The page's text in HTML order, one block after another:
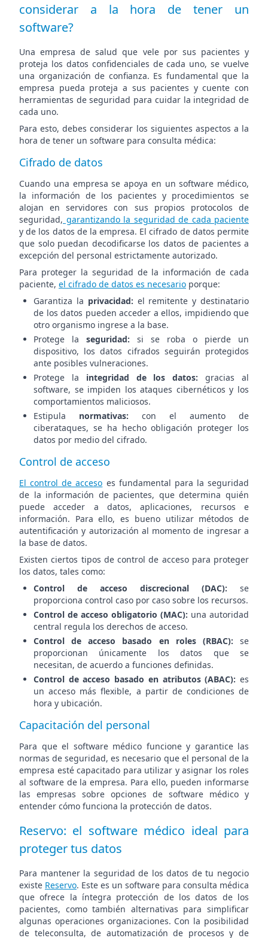
considerar a la hora de tener un
software?
Una empresa de salud que vele por sus pacientes y
proteja los datos confidenciales de cada uno, se vuelve
una organización de confianza. Es fundamental que la
empresa pueda proteja a sus pacientes y cuente con
herramientas de seguridad para cuidar la integridad de
cada uno.
Para esto, debes considerar los siguientes aspectos a la
hora de tener un software para consulta médica:
Cifrado de datos
Cuando una empresa se apoya en un software médico,
la información de los pacientes y procedimientos se
alojan en servidores con sus propios protocolos de
seguridad, garantizando la seguridad de cada paciente
y de los datos de la empresa. El cifrado de datos permite
que solo puedan decodificarse los datos de pacientes a
excepción del personal estrictamente autorizado.
Para proteger la seguridad de la información de cada
paciente, el cifrado de datos es necesario porque:
Garantiza la privacidad: el remitente y destinatario
de los datos pueden acceder a ellos, impidiendo que
otro organismo ingrese a la base.
Protege la seguridad: si se roba o pierde un
dispositivo, los datos cifrados seguirán protegidos
ante posibles vulneraciones.
Protege la integridad de los datos:gracias al
software, se impiden los ataques cibernéticos y los
comportamientos maliciosos.
Estipula normativas: con el aumento de
ciberataques, se ha hecho obligación proteger los
datos por medio del cifrado.
Control de acceso
El control de acceso es fundamental para la seguridad
de la información de pacientes, que determina quién
puede acceder a datos, aplicaciones, recursos e
información. Para ello, es bueno utilizar métodos de
autentificación y autorización al momento de ingresar a
la base de datos.
Existen ciertos tipos de control de acceso para proteger
los datos, tales como:
Control de acceso discrecional (DAC): se
proporciona control caso por caso sobre los recursos.
Control de acceso obligatorio (MAC): una autoridad
central regula los derechos de acceso.
Control de acceso basado en roles (RBAC): se
proporcionan únicamente los datos que se
necesitan, de acuerdo a funciones definidas.
Control de acceso basado en atributos (ABAC): es
un acceso más flexible, a partir de condiciones de
hora y ubicación.
Capacitación del personal
Para que el software médico funcione y garantice las
normas de seguridad, es necesario que el personal de la
empresa esté capacitado para utilizar y asignar los roles
al software de la empresa. Para ello, pueden informarse
las empresas sobre opciones de software médico y
entender cómo funciona la protección de datos.
Reservo: el software médico ideal para
proteger tus datos
Para mantener la seguridad de los datos de tu negocio
existe Reservo. Este es un software para consulta médica
que ofrece la íntegra protección de los datos de los
pacientes, como también alternativas para simplificar
algunas operaciones organizaciones. Con la posibilidad
de teleconsulta, de automatización de procesos y de